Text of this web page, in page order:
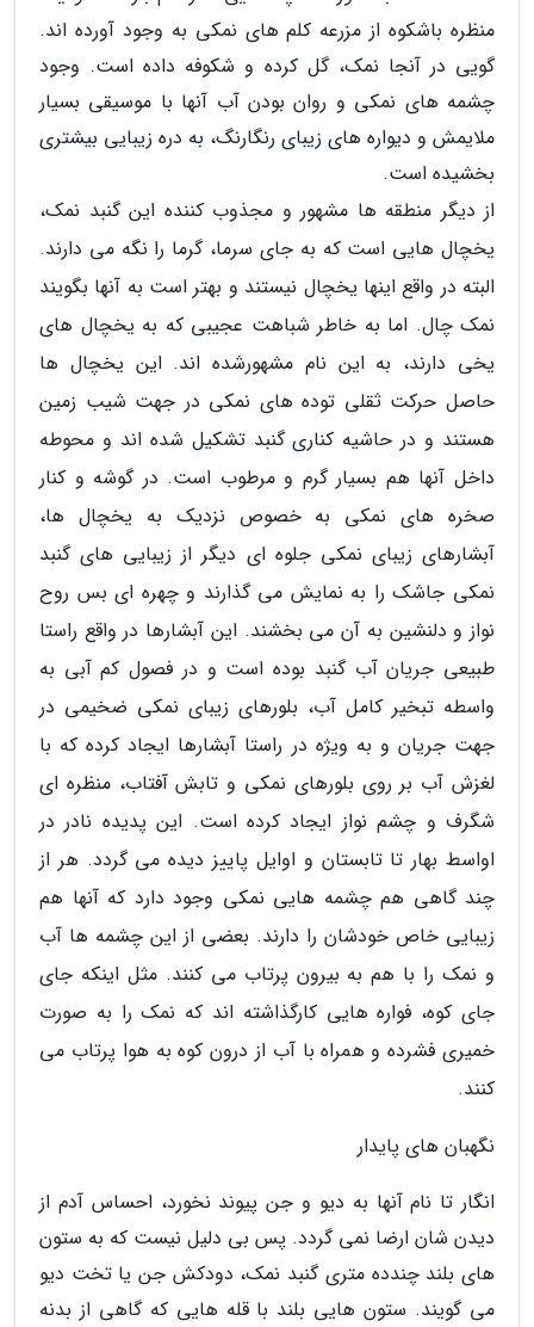
منظره باشکوه از مزرعه کلم های نمکی به وجود آورده اند.
گویی در آنجا نمک، گل کرده و شکوفه داده است. وجود
چشمه های نمکی و روان بودن آب آنها با موسیقی بسیار
ملایمش و دیواره های زیبای رنگارنگ، به دره زیبایی بیشتری
بخشیده است.
از دیگر منطقه ها مشهور و مجذوب کننده این گنبد نمک،
یخچال هایی است که به جای سرما، گرما را نگه می دارند.
البته در واقع اینها یخچال نیستند و بهتر است به آنها بگویند
نمک چال. اما به خاطر شباهت عجیبی که به یخچال های
یخی دارند، به این نام مشهورشده اند. این یخچال ها
حاصل حرکت ثقلی توده های نمکی در جهت شیب زمین
هستند و در حاشیه کناری گنبد تشکیل شده اند و محوطه
داخل آنها هم بسیار گرم و مرطوب است. در گوشه و کنار
صخره های نمکی به خصوص نزدیک به یخچال ها،
آبشارهای زیبای نمکی جلوه ای دیگر از زیبایی های گنبد
نمکی جاشک را به نمایش می گذارند و چهره ای بس روح
نواز و دلنشین به آن می بخشند. این آبشارها در واقع راستا
طبیعی جریان آب گنبد بوده است و در فصول کم آبی به
واسطه تبخیر کامل آب، بلورهای زیبای نمکی ضخیمی در
جهت جریان و به ویژه در راستا آبشارها ایجاد کرده که با
لغزش آب بر روی بلورهای نمکی و تابش آفتاب، منظره ای
شگرف و چشم نواز ایجاد کرده است. این پدیده نادر در
اواسط بهار تا تابستان و اوایل پاییز دیده می گردد. هر از
چند گاهی هم چشمه هایی نمکی وجود دارد که آنها هم
زیبایی خاص خودشان را دارند. بعضی از این چشمه ها آب
و نمک را با هم به بیرون پرتاب می کنند. مثل اینکه جای
جای کوه، فواره هایی کارگذاشته اند که نمک را به صورت
خمیری فشرده و همراه با آب از درون کوه به هوا پرتاب می
کنند.
نگهبان های پایدار
انگار تا نام آنها به دیو و جن پیوند نخورد، احساس آدم از
دیدن شان ارضا نمی گردد. پس بی دلیل نیست که به ستون
های بلند چندده متری گنبد نمک، دودکش جن یا تخت دیو
می گویند. ستون هایی بلند با قله هایی که گاهی از بدنه